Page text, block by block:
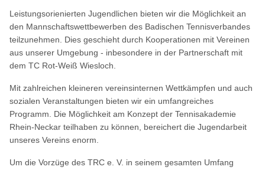
Leistungsorienierten Jugendlichen bieten wir die Möglichkeit an
den Mannschaftswettbewerben des Badischen Tennisverbandes
teilzunehmen. Dies geschieht durch Kooperationen mit Vereinen
aus unserer Umgebung - inbesondere in der Partnerschaft mit
dem TC Rot-Weiß Wiesloch.
Mit zahlreichen kleineren vereinsinternen Wettkämpfen und auch
sozialen Veranstaltungen bieten wir ein umfangreiches
Programm. Die Möglichkeit am Konzept der Tennisakademie
Rhein-Neckar teilhaben zu können, bereichert die Jugendarbeit
unseres Vereins enorm.
Um die Vorzüge des TRC e. V. in seinem gesamten Umfang